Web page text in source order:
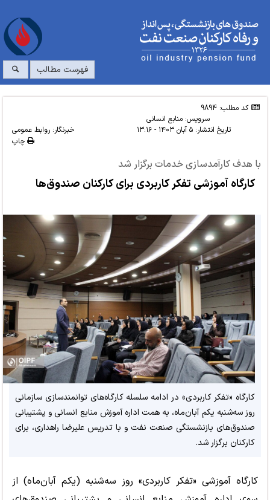
فهرست مطالب
کد مطلب: 9894
سرویس:منابع انسانی
تاریخ انتشار: ۵ آبان ۱۴۰۳ - ۱۳:۱۶
خبرنگار: روابط عمومی
چاپ
با هدف کارآمدسازی خدمات برگزار شد
کارگاه آموزشی تفکر کاربردی برای کارکنان صندوق‌ها
کارگاه «تفکر کاربردی» در ادامه سلسله کارگاه‌های توانمندسازی سازمانی
روز سه‌شنبه یکم آبان‌ماه، به همت اداره آموزش منابع انسانی و پشتیبانی
صندوق‌های بازنشستگی صنعت نفت و با تدریس علیرضا راهداری، برای
کارکنان برگزار شد.
کارگاه آموزشی «تفکر کاربردی» روز سه‌شنبه (یکم آبان‌ماه) از